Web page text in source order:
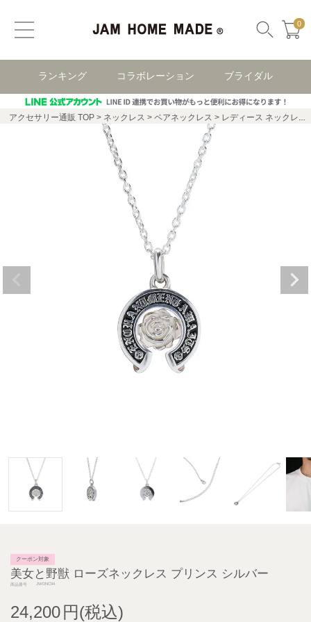
0
ランキング コラボレーション ブライダル
アクセサリー通販 TOP ネックレス ペアネックレス レディース ネックレス
クーポン対象
美女と野獣 ローズネックレス プリンス シルバー
商品番号 JWDNC94
24,200